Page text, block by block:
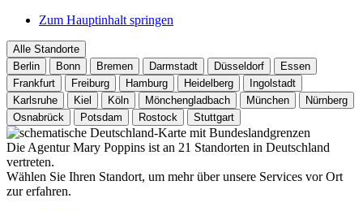
Zum Hauptinhalt springen
Alle Standorte
Berlin
Bonn Bremen Darmstadt Düsseldorf
Essen
Frankfurt
Freiburg Hamburg Heidelberg
Ingolstadt
Karlsruhe
Kiel Köln Mönchengladbach München
Nürnberg
Osnabrück
Potsdam Rostock Stuttgart
Die Agentur Mary Poppins ist an 21 Standorten in Deutschland
vertreten.
Wählen Sie Ihren Standort, um mehr über unsere Services vor Ort
zur erfahren.